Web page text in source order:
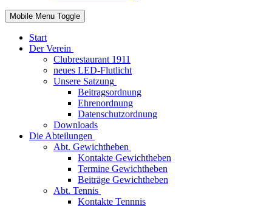
Mobile Menu Toggle
Start
Der Verein
Clubrestaurant 1911
neues LED-Flutlicht
Unsere Satzung
Beitragsordnung
Ehrenordnung
Datenschutzordnung
Downloads
Die Abteilungen
Abt. Gewichtheben
Kontakte Gewichtheben
Termine Gewichtheben
Beiträge Gewichtheben
Abt. Tennis
Kontakte Tennnis